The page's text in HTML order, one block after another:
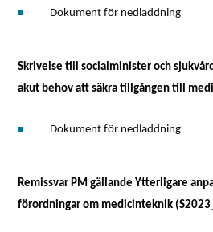
Dokument för nedladdning
Skrivelse till socialminister och
akut behov att säkra tillgången till
Dokument för nedladdning
Remissvar PM gällande Ytterligare
förordningar om medicinteknik